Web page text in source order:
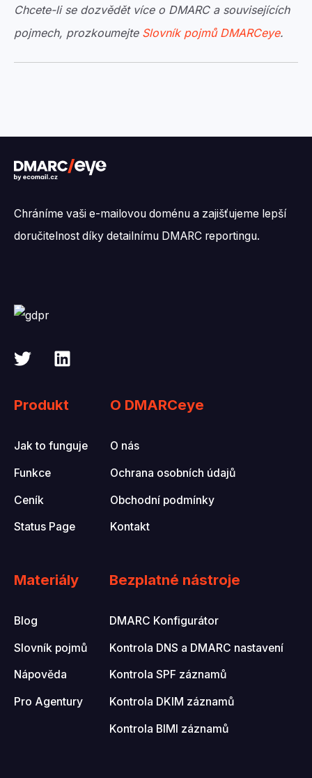
Chcete-li se dozvědět více o DMARC a souvisejících
pojmech, prozkoumejte Slovník pojmů DMARCeye.
Chráníme vaši e-mailovou doménu a zajišťujeme lepší
doručitelnost díky detailnímu DMARC reportingu.
Produkt
Jak to funguje
Funkce
Ceník
Status Page
O DMARCeye
O nás
Ochrana osobních údajů
Obchodní podmínky
Kontakt
Materiály
Blog
Slovník pojmů
Nápověda
Pro Agentury
Bezplatné nástroje
DMARC Konfigurátor
Kontrola DNS a DMARC nastavení
Kontrola SPF záznamů
Kontrola DKIM záznamů
Kontrola BIMI záznamů